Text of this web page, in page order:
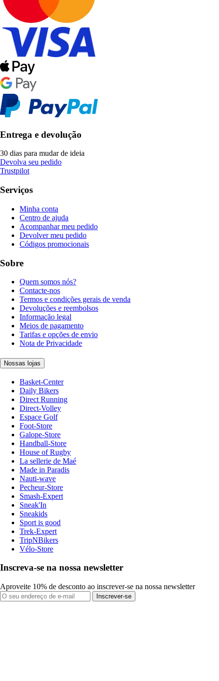
Entrega e devolução
30 dias para mudar de ideia
Devolva seu pedido
Trustpilot
Serviços
Minha conta
Centro de ajuda
Acompanhar meu pedido
Devolver meu pedido
Códigos promocionais
Sobre
Quem somos nós?
Contacte-nos
Termos e condições gerais de venda
Devoluções e reembolsos
Informação legal
Meios de pagamento
Tarifas e opções de envio
Nota de Privacidade
Nossas lojas
Basket-Center
Daily Bikers
Direct Running
Direct-Volley
Espace Golf
Foot-Store
Galope-Store
Handball-Store
House of Rugby
La sellerie de Maé
Made in Paradis
Nauti-wave
Pecheur-Store
Smash-Expert
Sneak'In
Sneakids
Sport is good
Trek-Expert
TripNBikers
Vélo-Store
Inscreva-se na nossa newsletter
Aproveite 10% de desconto ao inscrever-se na nossa newsletter
Inscrever-se